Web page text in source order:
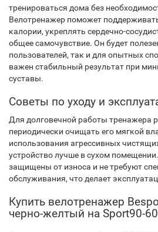
тренироваться дома без
Велотренажер поможет
калории, укреплять сердечно-
общее самочувствие. Он будет
пользователей, так и для опытных
важен стабильный результат при
суставы.
Советы по уходу и
Для долговечной работы тренажера
периодически очищать его мягкой
использования агрессивных
устройство лучше в сухом
защищены от износа и не требуют
обслуживания, что делает
Купить велотренажер
черно-желтый на Sport90-